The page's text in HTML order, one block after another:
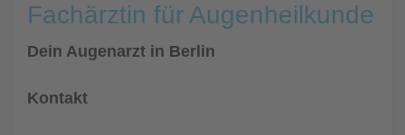
Fachärztin für Augenheilkunde
Dein Augenarzt in Berlin
Kontakt